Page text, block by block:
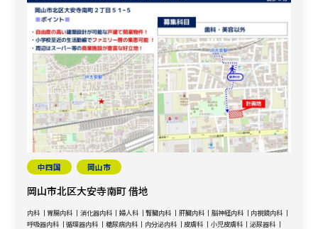
中四国 岡山市
岡山市北区大安寺南町 借地
内科 胃腸内科 消化器内科 婦人科 腎臓内科 肝臓内科 脳神経内科
内視鏡内科
呼吸器内科
循環器内科 糖尿病内科 内分泌内科 皮膚科 小児皮膚科 泌尿器科